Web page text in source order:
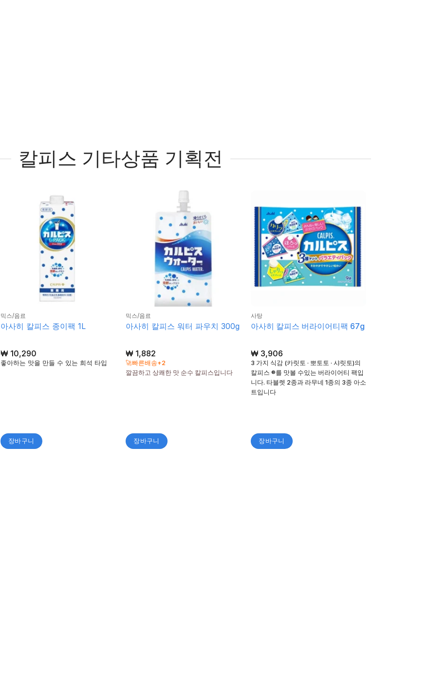
칼피스 기타상품 기획전
믹스/음료
아사히 칼피스 종이팩 1L
₩10,290
좋아하는 맛을 만들 수 있는 희석 타입
장바구니
믹스/음료
아사히 칼피스 워터 파우치 300g
₩1,882
🚀빠른배송+2
깔끔하고 상쾌한 맛 순수 칼피스입니다
장바구니
사탕
아사히 칼피스 버라이어티팩 67g
₩3,906
3 가지 식감 (카릿토 · 뽀토토 · 샤릿토)의
칼피스 ®를 맛볼 수있는 버라이어티 팩입
니다. 타블렛 2종과 라무네 1종의 3종 아소
트입니다
장바구니